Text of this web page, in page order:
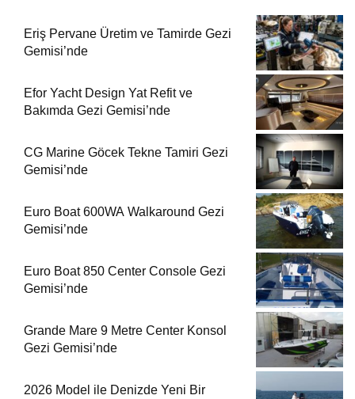
Eriş Pervane Üretim ve Tamirde Gezi
Gemisi’nde
Efor Yacht Design Yat Refit ve
Bakımda Gezi Gemisi’nde
CG Marine Göcek Tekne Tamiri Gezi
Gemisi’nde
Euro Boat 600WA Walkaround Gezi
Gemisi’nde
Euro Boat 850 Center Console Gezi
Gemisi’nde
Grande Mare 9 Metre Center Konsol
Gezi Gemisi’nde
2026 Model ile Denizde Yeni Bir